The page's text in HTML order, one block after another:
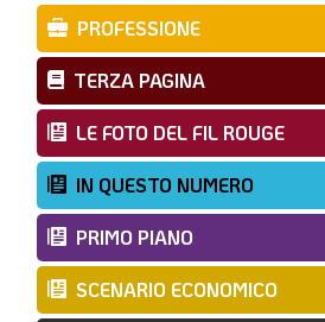
PROFESSIONE
TERZA PAGINA
LE FOTO DEL FIL ROUGE
IN QUESTO NUMERO
PRIMO PIANO
SCENARIO ECONOMICO